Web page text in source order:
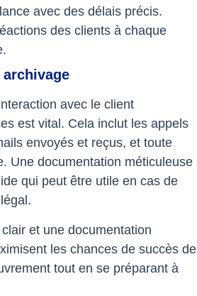
avec des délais précis.
des clients à chaque
avec le client
est vital. Cela inclut les appels
envoyés et reçus, et toute
Une documentation méticuleuse
qui peut être utile en cas de
et une documentation
les chances de succès de
tout en se préparant à